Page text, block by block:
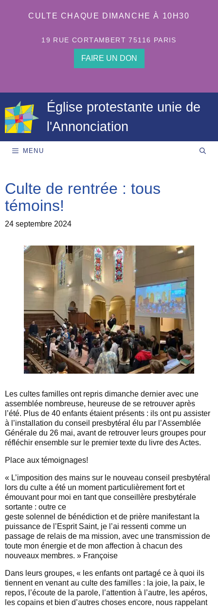
CULTE CHAQUE DIMANCHE À 10H30
19 RUE CORTAMBERT 75116 PARIS
FAIRE UN DON
Église protestante unie de
l'Annonciation
MENU
Culte de rentrée : tous
témoins!
24 septembre 2024
Les cultes familles ont repris dimanche dernier avec une
assemblée nombreuse, heureuse de se retrouver après
l’été. Plus de 40 enfants étaient présents : ils ont pu assister
à l’installation du conseil presbytéral élu par l’Assemblée
Générale du 26 mai, avant de retrouver leurs groupes pour
réfléchir ensemble sur le premier texte du livre des Actes.
Place aux témoignages!
« L’imposition des mains sur le nouveau conseil presbytéral
lors du culte a été un moment particulièrement fort et
émouvant pour moi en tant que conseillère presbytérale
sortante : outre ce
geste solennel de bénédiction et de prière manifestant la
puissance de l’Esprit Saint, je l’ai ressenti comme un
passage de relais de ma mission, avec une transmission de
toute mon énergie et de mon affection à chacun des
nouveaux membres. » Françoise
Dans leurs groupes, « les enfants ont partagé ce à quoi ils
tiennent en venant au culte des familles : la joie, la paix, le
repos, l’écoute de la parole, l’attention à l’autre, les apéros,
les copains et bien d’autres choses encore, nous rappelant